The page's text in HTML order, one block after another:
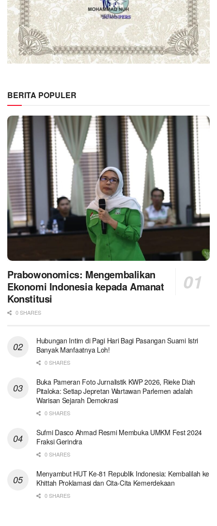
BERITA POPULER
Prabowonomics: Mengembalikan
Ekonomi Indonesia kepada Amanat
Konstitusi
0 SHARES
Hubungan Intim di Pagi Hari Bagi Pasangan Suami Istri
Banyak Manfaatnya Loh!
0 SHARES
Buka Pameran Foto Jurnalistik KWP 2026, Rieke Diah
Pitaloka: Setiap Jepretan Wartawan Parlemen adalah
Warisan Sejarah Demokrasi
0 SHARES
Sufmi Dasco Ahmad Resmi Membuka UMKM Fest 2024
Fraksi Gerindra
0 SHARES
Menyambut HUT Ke-81 Republik Indonesia: Kembalilah ke
Khittah Proklamasi dan Cita-Cita Kemerdekaan
0 SHARES